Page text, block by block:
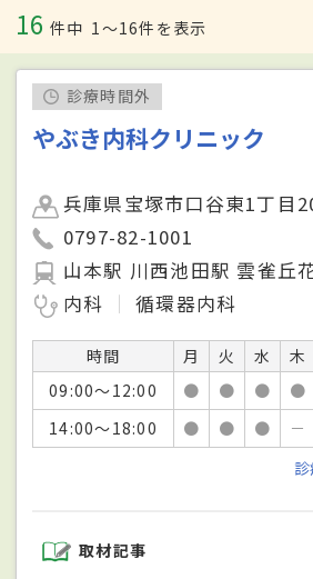
16 件中 1〜16件を表示
診療時間外
やぶき内科クリニック
兵庫県宝塚市口谷東1丁目
0797-82-1001
山本駅 川西池田駅 雲雀丘
内科
循環器内科
時間 月 火 水 木
09:00～12:00
● ● ● ●
14:00～18:00
● ● ● －
取材記事